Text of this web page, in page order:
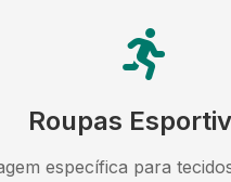
Roupas
específica para